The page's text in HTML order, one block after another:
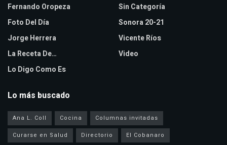
Fernando Oropeza
Foto Del Día
Jorge Herrera
La Receta De…
Lo Digo Como Es
Sin Categoría
Sonora 20-21
Vicente Ríos
Video
Lo más buscado
Ana L. Coll Cocina
Columnas invitadas
Curarse en Salud
Directorio
El Cobanaro